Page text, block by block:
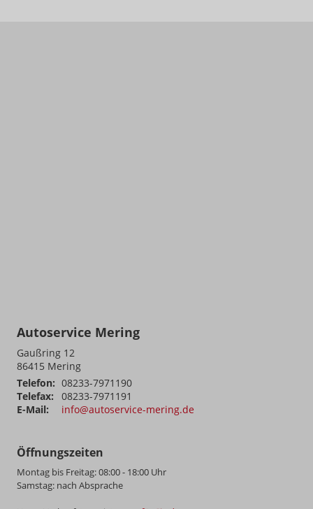
Autoservice Mering
Gaußring 12
86415 Mering
Telefon: 08233-7971190
Telefax:
08233-7971191
E-Mail:
info@autoservice-mering.de
Öffnungszeiten
Montag bis Freitag: 08:00 - 18:00 Uhr
Samstag: nach Absprache